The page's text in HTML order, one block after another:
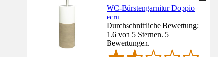
WC-Bürstengarnitur Doppio
ecru
Durchschnittliche Bewertung:
1.6 von 5 Sternen. 5
Bewertungen.